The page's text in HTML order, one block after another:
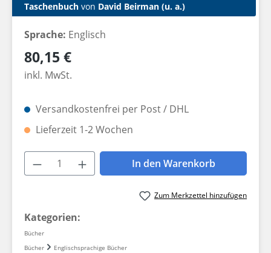
Taschenbuch von David Beirman (u. a.)
Sprache: Englisch
Regulärer Preis:
80,15 €
inkl. MwSt.
Versandkostenfrei per Post / DHL
Lieferzeit 1-2 Wochen
Produkt Anzahl: Gib den
In den Warenkorb
Zum Merkzettel hinzufügen
Kategorien:
Bücher
Bücher
Englischsprachige Bücher